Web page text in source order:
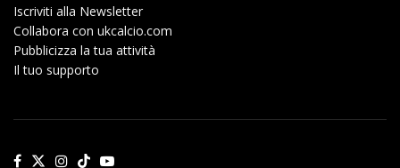
Iscriviti alla Newsletter
Collabora con ukcalcio.com
Pubblicizza la tua attività
Il tuo supporto